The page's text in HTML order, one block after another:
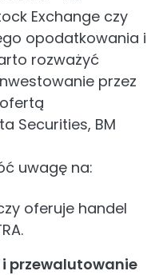
Exchange czy
opodatkowania i
rozważyć
przez
Securities, BM
uwagę na:
oferuje handel
przewalutowanie